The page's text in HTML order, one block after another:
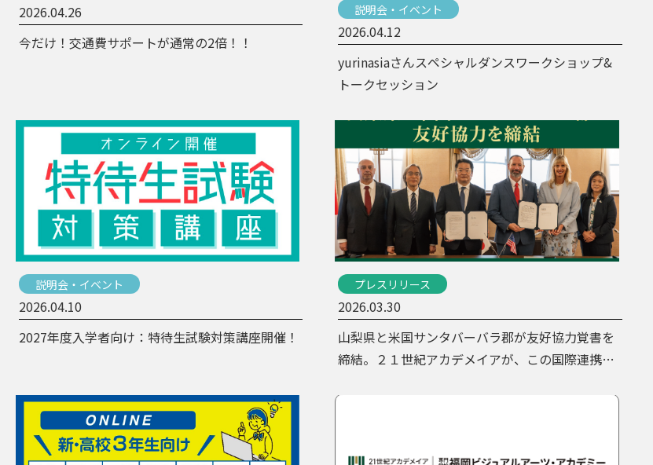
2026.04.26
今だけ！交通費サポートが通常の2倍！！
説明会・イベント
2026.04.12
yurinasiaさんスペシャルダンスワークショップ&
トークセッション
説明会・イベント
2026.04.10
2027年度入学者向け：特待生試験対策講座開催！
プレスリリース
2026.03.30
山梨県と米国サンタバーバラ郡が友好協力覚書を
締結。２１世紀アカデメイアが、この国際連携を